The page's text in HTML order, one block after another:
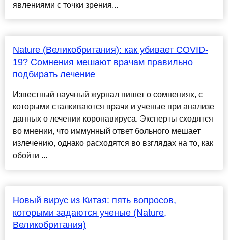
явлениями с точки зрения...
Nature (Великобритания): как убивает COVID-
19? Сомнения мешают врачам правильно
подбирать лечение
Известный научный журнал пишет о сомнениях, с
которыми сталкиваются врачи и ученые при анализе
данных о лечении коронавируса. Эксперты сходятся
во мнении, что иммунный ответ больного мешает
излечению, однако расходятся во взглядах на то, как
обойти ...
Новый вирус из Китая: пять вопросов,
которыми задаются ученые (Nature,
Великобритания)